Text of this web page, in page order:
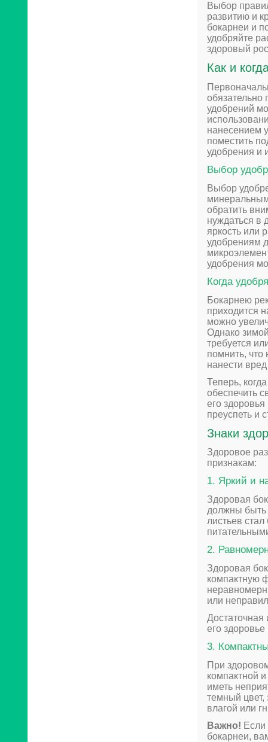
Выбор
развитию и
бокарнеи и
удобряйте
здоровый
Как и
обязательно
удобрений
нанесением
поместить
удобрения и
Выбор
Выбор
обратить
нуждаться в
яркость или
удобрениям
удобрения
Когда
Бокарнею
приходится
можно
Однако
требуется
помнить,
нанести
Теперь,
обеспечить
его
преуспеть и
Знаки
Здоровое
признакам:
1. Яркий и
Здоровая
должны быть
листьев
2.
Здоровая
компактную
или
Достаточная
его
3.
При
компактной
иметь
темный
влагой или
Важно!
бокарнеи,